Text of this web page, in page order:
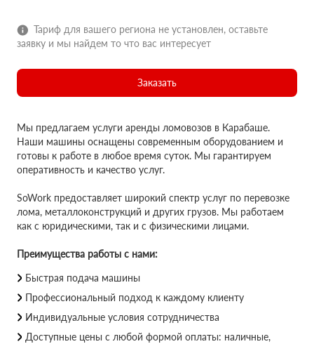
Тариф для вашего региона не установлен, оставьте
заявку и мы найдем то что вас интересует
Заказать
Мы предлагаем услуги аренды ломовозов в Карабаше.
Наши машины оснащены современным оборудованием и
готовы к работе в любое время суток. Мы гарантируем
оперативность и качество услуг.
SoWork предоставляет широкий спектр услуг по перевозке
лома, металлоконструкций и других грузов. Мы работаем
как с юридическими, так и с физическими лицами.
Преимущества работы с нами:
Быстрая подача машины
Профессиональный подход к каждому клиенту
Индивидуальные условия сотрудничества
Доступные цены с любой формой оплаты: наличные,